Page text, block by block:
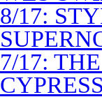
8/17:
7/17: